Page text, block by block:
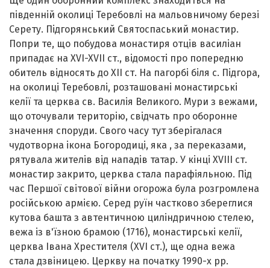
південній околиці Теребовлі на мальовничому березі
Серету. Підгорянський Святоспаський монастир.
Попри те, що побудова монастиря отців василіан
припадає на XVI-XVII ст., відомості про попередню
обитель відносять до ХІІ ст. На пагорбі біля с. Підгора,
на околиці Теребовлі, розташовані монастирські
келії та церква св. Василія Великого. Мури з вежами,
що оточували територію, свідчать про оборонне
значення споруди. Свого часу тут зберігалася
чудотворна ікона Богородиці, яка , за переказами,
рятувала жителів від нападів татар. У кінці XVIІI ст.
монастир закрито, церква стала парафіяльною. Під
час Першої світової війни огорожа була розгромлена
російською армією. Серед руїн частково збереглися
кутова башта з автентичною циліндричною стелею,
вежа із в'їзною брамою (1716), монастирські келії,
церква Івана Хрестителя (XVI ст.), ще одна вежа
стала дзвіницею. Церкву на початку 1990-х рр.